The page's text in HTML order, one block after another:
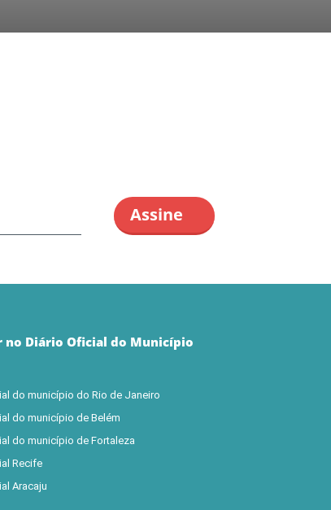
no Diário Oficial do Município
do município do Rio de Janeiro
do município de Belém
do município de Fortaleza
Recife
Aracaju